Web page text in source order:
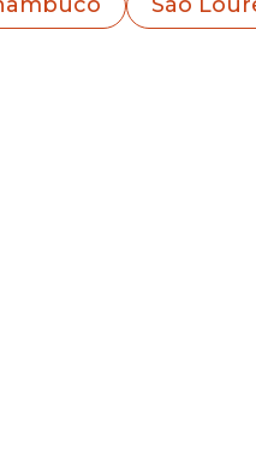
consultar seu
para os fundos
São